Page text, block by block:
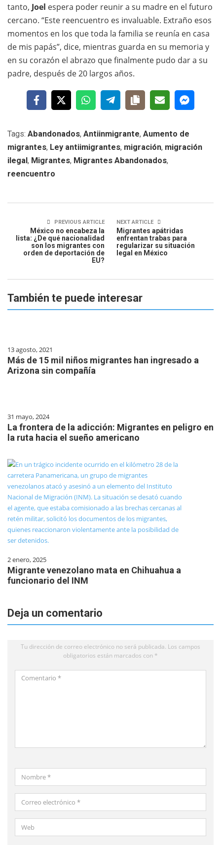
tanto, Joel espera poder reunir a su madre en el futuro
cercano. “Este reencuentro es invaluable. Extraño esos
momentos en los que toda la familia se reunía en casa
de mis papás”, dice, mientras guarda en su memoria y
en su corazón el abrazo que finalmente pudo dar a su
padre, después de 20 largos años.
Tags: Abandonados, Antiinmigrante, Aumento de
migrantes, Ley antiimigrantes, migración, migración
ilegal , Migrantes, Migrantes Abandonados,
reencuentro
PREVIOUS ARTICLE
México no encabeza la
lista: ¿De qué nacionalidad
son los migrantes con
orden de deportación de
EU?
NEXT ARTICLE
Migrantes apátridas
enfrentan trabas para
regularizar su situación
legal en México
También te puede interesar
13 agosto, 2021
Más de 15 mil niños migrantes han ingresado a
Arizona sin compañía
31 mayo, 2024
La frontera de la adicción: Migrantes en peligro en
la ruta hacia el sueño americano
2 enero, 2025
Migrante venezolano mata en Chihuahua a
funcionario del INM
Deja un comentario
Tu dirección de correo electrónico no será publicada. Los campos
obligatorios están marcados con *
Comentario
Nombre
*
Correo
electrónico
*Web